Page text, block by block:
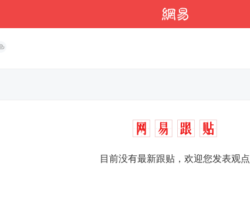
目前没有最新跟贴，欢迎您发表观点